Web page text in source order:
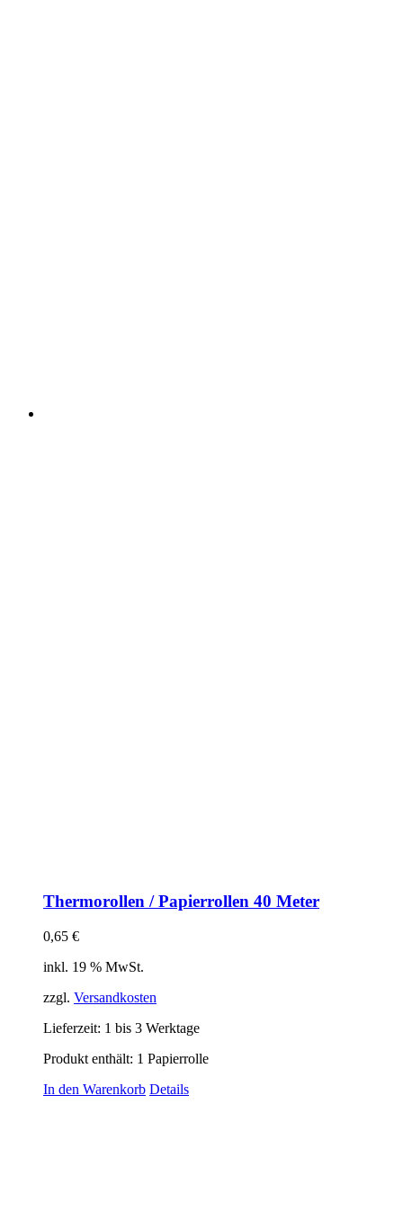
Thermorollen / Papierrollen 40 Meter
0,65 €
inkl. 19 % MwSt.
zzgl. Versandkosten
Lieferzeit: 1 bis 3 Werktage
Produkt enthält: 1 Papierrolle
In den Warenkorb Details